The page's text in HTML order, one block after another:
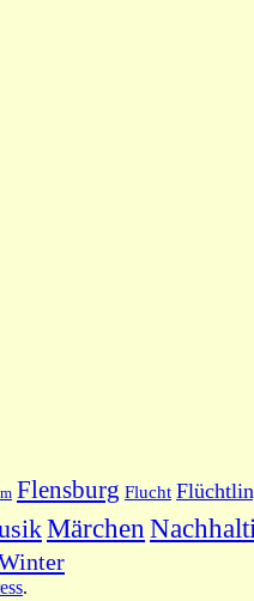
Flensburg Flucht
Märchen
.